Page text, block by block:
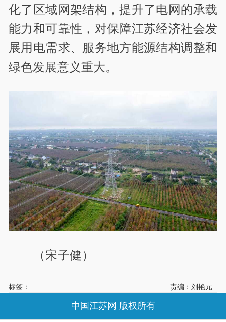
化了区域网架结构，提升了电网的承载
能力和可靠性，对保障江苏经济社会发
展用电需求、服务地方能源结构调整和
绿色发展意义重大。
（宋子健）
标签： 责编：刘艳元
中国江苏网 版权所有